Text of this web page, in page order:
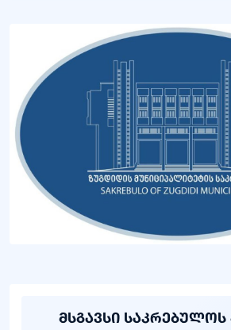
მსგავსი საკრებულოს